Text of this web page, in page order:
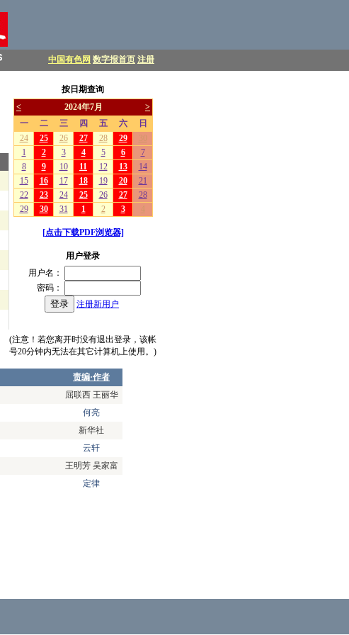
中国有色网 数字报首页 注册
按日期查询
[点击下载PDF浏览器]
用户登录
用户名：
密码：
注册新用户
(注意！若您离开时没有退出登录，该帐
号20分钟内无法在其它计算机上使用。)
责编·作者
屈联西 王丽华
何亮
新华社
云轩
王明芳 吴家富
定律